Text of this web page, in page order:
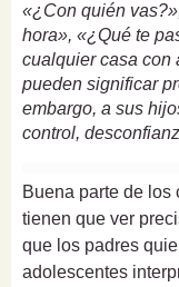
«¿Con quién
hora», «¿Qué te
cualquier casa con
pueden significar
embargo, a sus
control,
Buena parte de los
tienen que ver
que los padres
adolescentes